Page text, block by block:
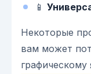
📱
Некоторые
вам может
графическому